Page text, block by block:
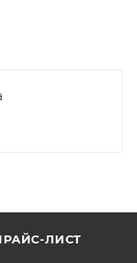
ЛИСТ